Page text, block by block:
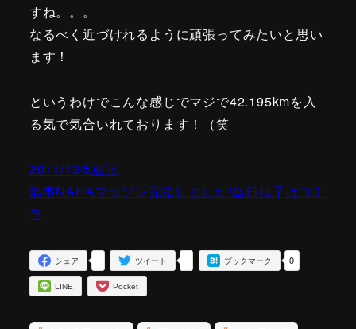
すね。。。
なるべく近づけれるように頑張ってみたいと思い
ます！
というわけでこんな感じでマジで42.195kmを入
る気で気合いれております！（笑
2011/12/5追記
無事NAHAマラソン完走しました!当日様子はコチ
ラ
-
シェア -
ツイート 0
ブックマーク
LINE Pocket